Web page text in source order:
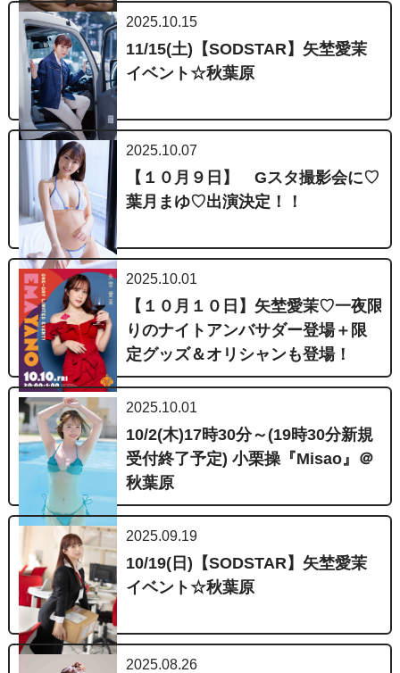
2025.10.15
11/15(土)【SODSTAR】矢埜愛茉
イベント☆秋葉原
2025.10.07
【１０月９日】 Gスタ撮影会に♡
葉月まゆ♡出演決定！！
2025.10.01
【１０月１０日】矢埜愛茉♡一夜限
りのナイトアンバサダー登場＋限
定グッズ＆オリシャンも登場！
2025.10.01
10/2(木)17時30分～(19時30分新規
受付終了予定) 小栗操『Misao』＠
秋葉原
2025.09.19
10/19(日)【SODSTAR】矢埜愛茉
イベント☆秋葉原
2025.08.26